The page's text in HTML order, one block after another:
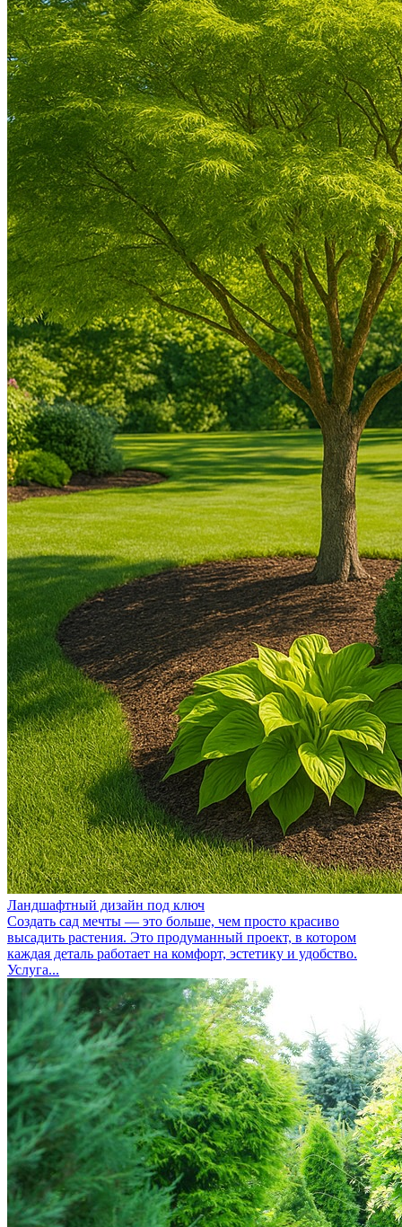
Ландшафтный дизайн под ключ
Создать сад мечты — это больше, чем просто красиво
высадить растения. Это продуманный проект, в котором
каждая деталь работает на комфорт, эстетику и удобство.
Услуга...